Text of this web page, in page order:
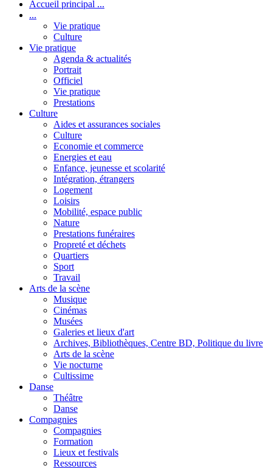
Accueil principal ...
...
Vie pratique
Culture
Vie pratique
Agenda & actualités
Portrait
Officiel
Vie pratique
Prestations
Culture
Aides et assurances sociales
Culture
Economie et commerce
Energies et eau
Enfance, jeunesse et scolarité
Intégration, étrangers
Logement
Loisirs
Mobilité, espace public
Nature
Prestations funéraires
Propreté et déchets
Quartiers
Sport
Travail
Arts de la scène
Musique
Cinémas
Musées
Galeries et lieux d'art
Archives, Bibliothèques, Centre BD, Politique du livre
Arts de la scène
Vie nocturne
Cultissime
Danse
Théâtre
Danse
Compagnies
Compagnies
Formation
Lieux et festivals
Ressources